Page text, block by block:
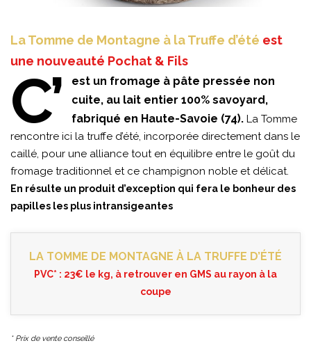
La Tomme de Montagne à la Truffe d’été est
une nouveauté Pochat & Fils
C’
est un fromage à pâte pressée non
cuite, au lait entier 100% savoyard,
fabriqué en Haute-Savoie (74). La Tomme
rencontre ici la truffe d’été, incorporée directement dans le
caillé, pour une alliance tout en équilibre entre le goût du
fromage traditionnel et ce champignon noble et délicat.
En résulte un produit d’exception qui fera le bonheur des
papilles les plus intransigeantes
LA TOMME DE MONTAGNE À LA TRUFFE D’ÉTÉ
PVC* : 23€ le kg, à retrouver en GMS au rayon à la
coupe
* Prix de vente conseillé